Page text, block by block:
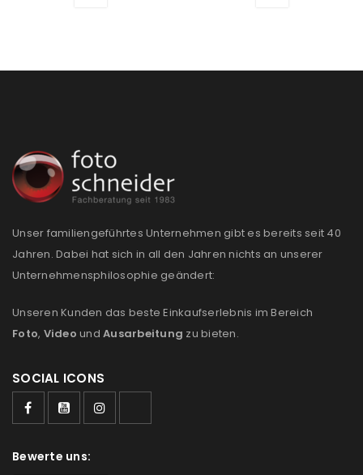
Ein Link zum Erstellen eines neuen Passworts wird an
NEWSLETTER ABONNIEREN
us
Ja, ich möchte ein Kundenkonto eröffnen und
akzeptiere die
REGISTRIEREN
Unser familiengeführtes Unternehmen gibt es bereits seit 40
Jahren. Dabei hat sich in all den Jahren nichts an unserer
Unternehmensphilosophie geändert:
Unseren Kunden das beste Einkaufserlebnis im Bereich
Foto, Video und Ausarbeitung zu bieten.
SOCIAL ICONS
Bewerte uns: